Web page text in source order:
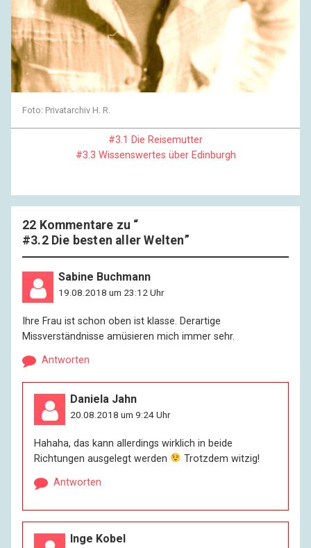
Foto: Privatarchiv H. R.
#3.1 Die Reisemutter
#3.3 Wissenswertes über Edinburgh
22 Kommentare zu “
#3.2 Die besten aller Welten”
Sabine Buchmann
19.08.2018 um 23:12 Uhr
Ihre Frau ist schon oben ist klasse. Derartige
Missverständnisse amüsieren mich immer sehr.
Antworten
Daniela Jahn
20.08.2018 um 9:24 Uhr
Hahaha, das kann allerdings wirklich in beide
Richtungen ausgelegt werden
Trotzdem witzig!
Antworten
Inge Kobel